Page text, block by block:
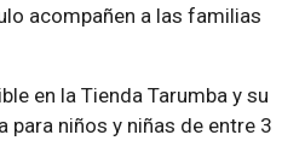
acompañen a las familias
en la Tienda Tarumba y su
para niños y niñas de entre 3